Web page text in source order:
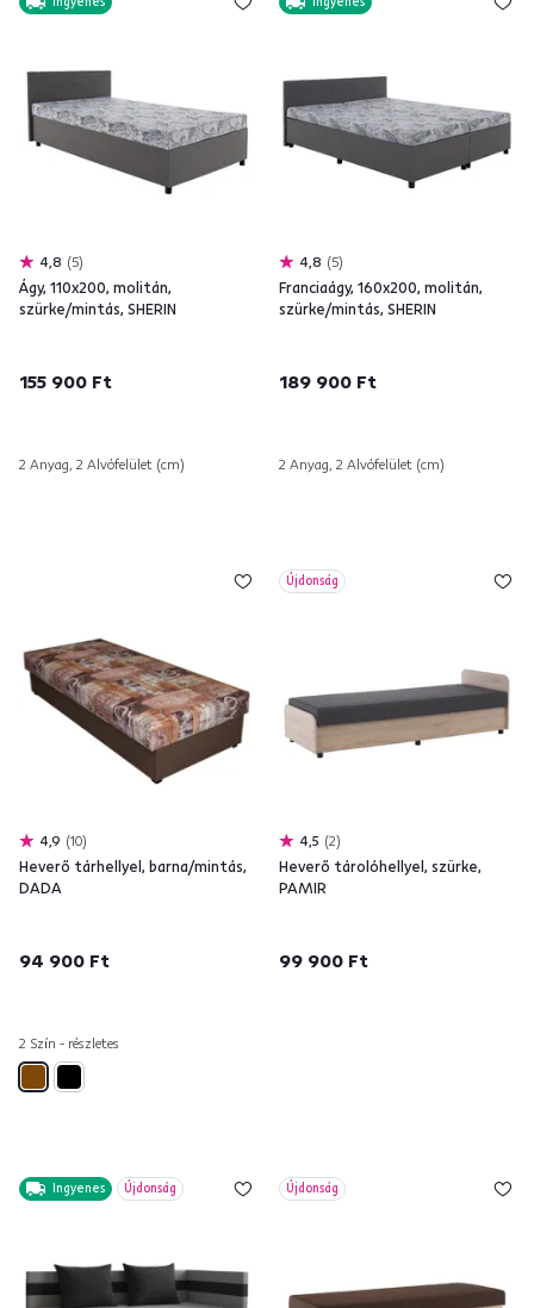
4,8 5
Ágy, 110x200, molitán,
szürke/mintás, SHERIN
155 900 Ft
2 Anyag, 2 Alvófelület (cm)
4,8 5
Franciaágy, 160x200, molitán,
szürke/mintás, SHERIN
189 900 Ft
2 Anyag, 2 Alvófelület (cm)
4,9 10
Heverő tárhellyel, barna/mintás,
DADA
94 900 Ft
2 Szín - részletes
Újdonság
4,5 2
Heverő tárolóhellyel, szürke,
PAMIR
99 900 Ft
Ingyenes Újdonság Újdonság